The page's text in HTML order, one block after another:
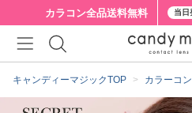
カラコン全品送料無料 当日
キャンディーマジックTOP カラーコ
クーポン